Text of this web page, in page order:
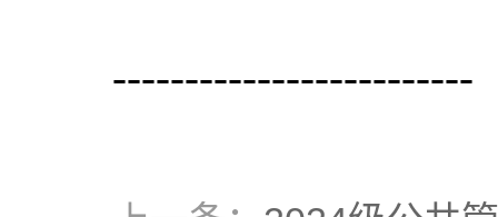
-------------------------